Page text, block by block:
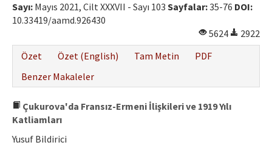
Sayı: Mayıs 2021, Cilt XXXVII - Sayı 103 Sayfalar:35-76 DOI:
10.33419/aamd.926430
5624
2922
Özet
Özet (English) Tam Metin
PDF
Benzer Makaleler
Çukurova'da Fransız-Ermeni İlişkileri ve 1919 Yılı
Katliamları
Yusuf Bildirici